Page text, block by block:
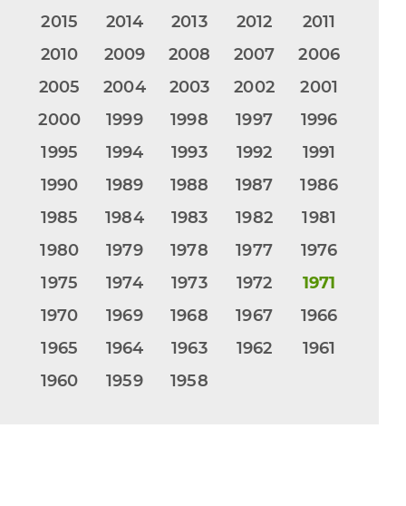
2015
2014 2013 2012
2011
2010
2009 2008 2007
2006
2005
2004 2003 2002
2001
2000
1999 1998 1997
1996
1995
1994 1993 1992
1991
1990
1989 1988 1987
1986
1985
1984 1983 1982
1981
1980
1979 1978 1977
1976
1975
1974 1973 1972
1971
1970
1969 1968 1967
1966
1965
1964 1963 1962
1961
1960
1959 1958